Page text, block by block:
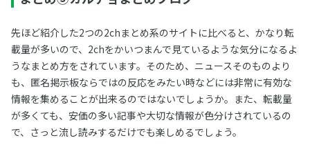
先ほど紹介した2つの2chまとめ系のサイトに比べると、かなり転
載量が多いので、2chをかいつまんで見ているような気分になるよ
うなまとめ方をされています。そのため、ニュースそのものより
も、匿名掲示板ならではの反応をみたい時などには非常に有効な
情報を集めることが出来るのではないでしょうか。また、転載量
が多くても、安価の多い記事や大切な情報が色分けされているの
で、さっと流し読みするだけでも楽しめるでしょう。